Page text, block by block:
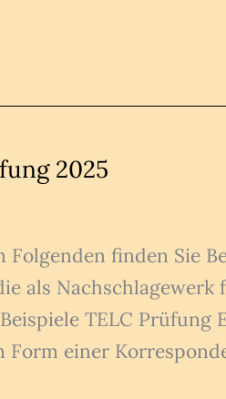
2025
finden Sie
als
TELC Prüfung
einer